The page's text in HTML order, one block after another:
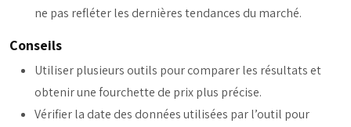
ne pas refléter les dernières tendances du marché.
Conseils
Utiliser plusieurs outils pour comparer les résultats et
obtenir une fourchette de prix plus précise.
Vérifier la date des données utilisées par l’outil pour